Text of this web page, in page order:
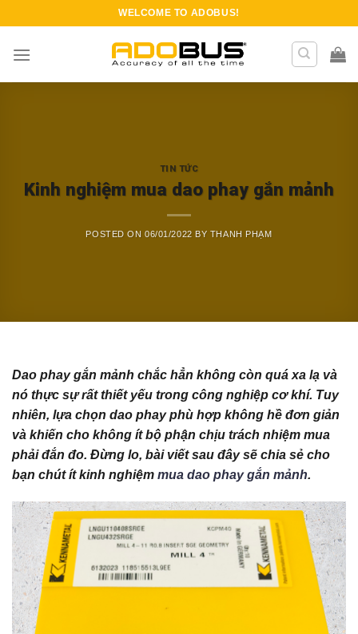
to
content
WELCOME TO ADOBUS!
TIN TỨC
Kinh nghiệm mua dao phay gắn mảnh
POSTED ON06/01/2022 BY THANH PHẠM
Dao phay gắn mảnh chắc hẳn không còn quá xa lạ và
nó thực sự rất thiết yếu trong công nghiệp cơ khí. Tuy
nhiên, lựa chọn dao phay phù hợp không hề đơn giản
và khiến cho không ít bộ phận chịu trách nhiệm mua
phải đắn đo. Đừng lo, bài viết sau đây sẽ chia sẻ cho
bạn chút ít kinh nghiệm mua dao phay gắn mảnh.